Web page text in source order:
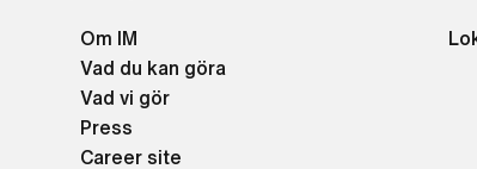
Om IM
Vad du kan göra
Vad vi gör
Press
Career site